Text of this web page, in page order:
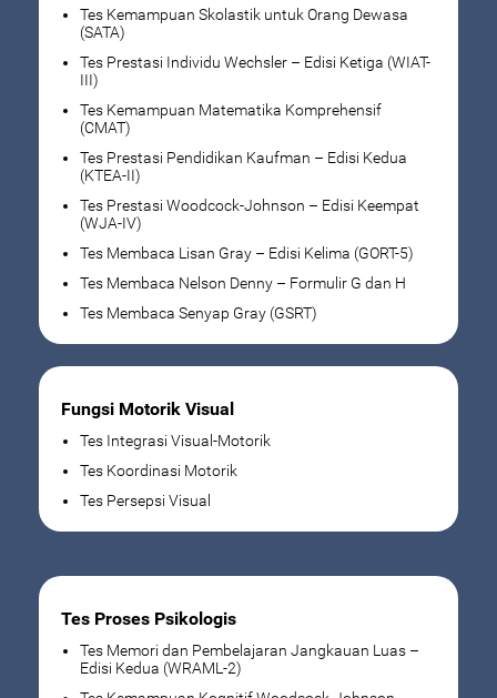
Tes Kemampuan Skolastik untuk Orang Dewasa
(SATA)
Tes Prestasi Individu Wechsler – Edisi Ketiga (WIAT-
III)
Tes Kemampuan Matematika Komprehensif
(CMAT)
Tes Prestasi Pendidikan Kaufman – Edisi Kedua
(KTEA-II)
Tes Prestasi Woodcock-Johnson – Edisi Keempat
(WJA-IV)
Tes Membaca Lisan Gray – Edisi Kelima (GORT-5)
Tes Membaca Nelson Denny – Formulir G dan H
Tes Membaca Senyap Gray (GSRT)
Fungsi Motorik Visual
Tes Integrasi Visual-Motorik
Tes Koordinasi Motorik
Tes Persepsi Visual
Tes Proses Psikologis
Tes Memori dan Pembelajaran Jangkauan Luas –
Edisi Kedua (WRAML-2)